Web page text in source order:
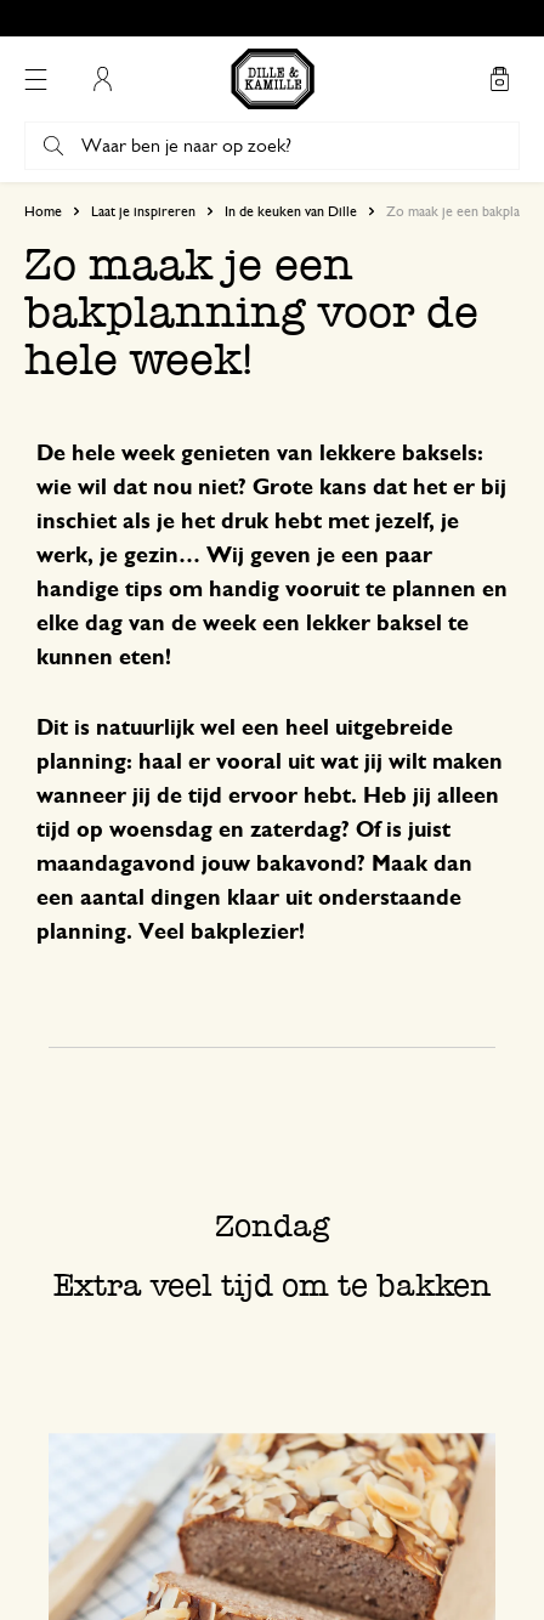
Home Laat je inspireren In de keuken van Dille Zo maak je een
Zo maak je een
bakplanning voor de
hele week!
De hele week genieten van lekkere baksels:
wie wil dat nou niet? Grote kans dat het er bij
inschiet als je het druk hebt met jezelf, je
werk, je gezin… Wij geven je een paar
handige tips om handig vooruit te plannen en
elke dag van de week een lekker baksel te
kunnen eten!
Dit is natuurlijk wel een heel uitgebreide
planning: haal er vooral uit wat jij wilt maken
wanneer jij de tijd ervoor hebt. Heb jij alleen
tijd op woensdag en zaterdag? Of is juist
maandagavond jouw bakavond? Maak dan
een aantal dingen klaar uit onderstaande
planning. Veel bakplezier!
Zondag
Extra veel tijd om te bakken